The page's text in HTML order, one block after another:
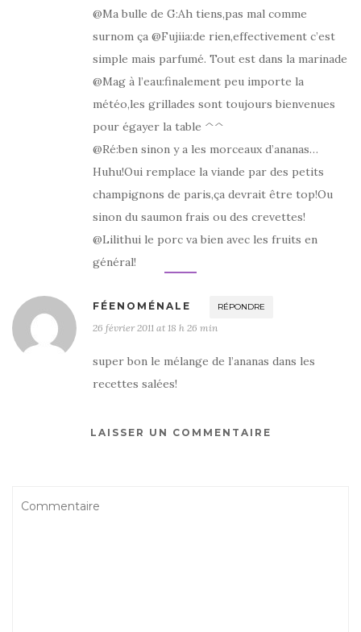
@Ma bulle de G:Ah tiens,pas mal comme
surnom ça @Fujiia:de rien,effectivement c’est
simple mais parfumé. Tout est dans la marinade
@Mag à l’eau:finalement peu importe la
météo,les grillades sont toujours bienvenues
pour égayer la table ^^
@Ré:ben sinon y a les morceaux d’ananas…
Huhu!Oui remplace la viande par des petits
champignons de paris,ça devrait être top!Ou
sinon du saumon frais ou des crevettes!
@Lilithui le porc va bien avec les fruits en
général!
FÉENOMÉNALE RÉPONDRE
26 février 2011 at 18 h 26 min
super bon le mélange de l’ananas dans les
recettes salées!
LAISSER UN COMMENTAIRE